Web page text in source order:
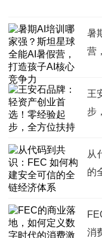
暑
营
王
步
从
的
消